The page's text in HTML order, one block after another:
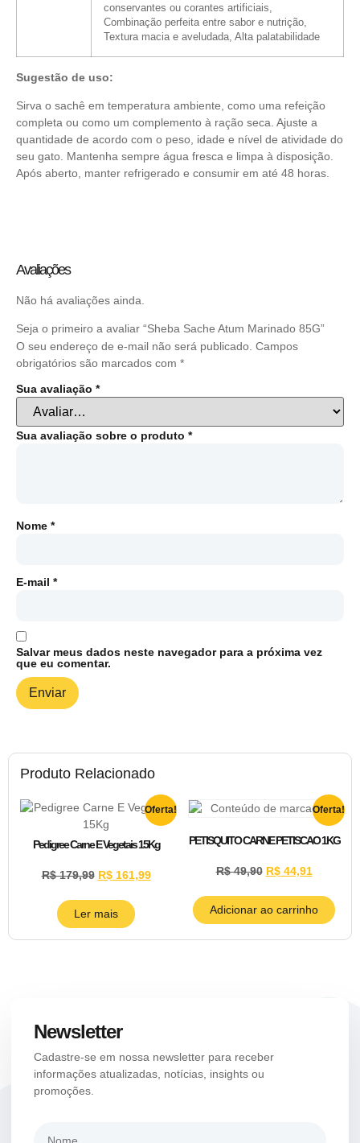
Produto Relacionado
Oferta!
Pedigree Carne E Vegetais 15Kg
R$179,99 R$161,99
Ler mais
Oferta!
PETISQUITO CARNE PETISCAO 1KG
R$49,90 R$44,91
Adicionar ao carrinho
conservantes ou corantes artificiais,
Combinação perfeita entre sabor e nutrição,
Textura macia e aveludada, Alta palatabilidade
Sugestão de uso:
Sirva o sachê em temperatura ambiente, como uma refeição
completa ou como um complemento à ração seca. Ajuste a
quantidade de acordo com o peso, idade e nível de atividade do
seu gato. Mantenha sempre água fresca e limpa à disposição.
Após aberto, manter refrigerado e consumir em até 48 horas.
Avaliações
Não há avaliações ainda.
Seja o primeiro a avaliar “Sheba Sache Atum Marinado 85G”
O seu endereço de e-mail não será publicado. Campos
obrigatórios são marcados com *
Sua avaliação *
Sua avaliação sobre o produto *
Nome *
E-mail *
Salvar meus dados neste navegador para a próxima vez
que eu comentar.
Newsletter
Cadastre-se em nossa newsletter para receber
informações atualizadas, notícias, insights ou
promoções.